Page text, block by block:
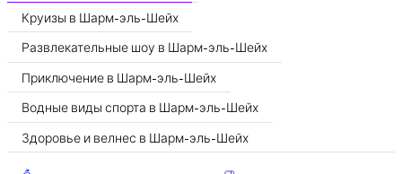
Круизы в Шарм-эль-Шейх
Развлекательные шоу в Шарм-эль-Шейх
Приключение в Шарм-эль-Шейх
Водные виды спорта в Шарм-эль-Шейх
Здоровье и велнес в Шарм-эль-Шейх